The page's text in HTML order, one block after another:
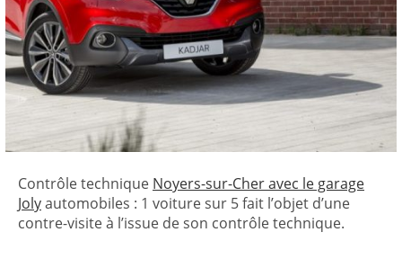
Contrôle technique Noyers-sur-Cher avec le garage
Jolyautomobiles : 1 voiture sur 5 fait l’objet d’une
contre-visite à l’issue de son contrôle technique.